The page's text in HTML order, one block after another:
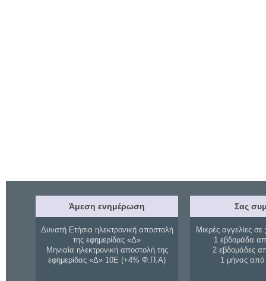
Άμεση ενημέρωση
Δυνατή Ετήσια ηλεκτρονική αποστολή
της εφημερίδας «Δ»
Μηνιαία ηλεκτρονική αποστολή της
εφημερίδας «Δ» 10Ε (+4% Φ.Π.Α)
Σας
Μικρές αγγελίες σε
1 εβδομάδα
2 εβδομάδες
1 μήνας